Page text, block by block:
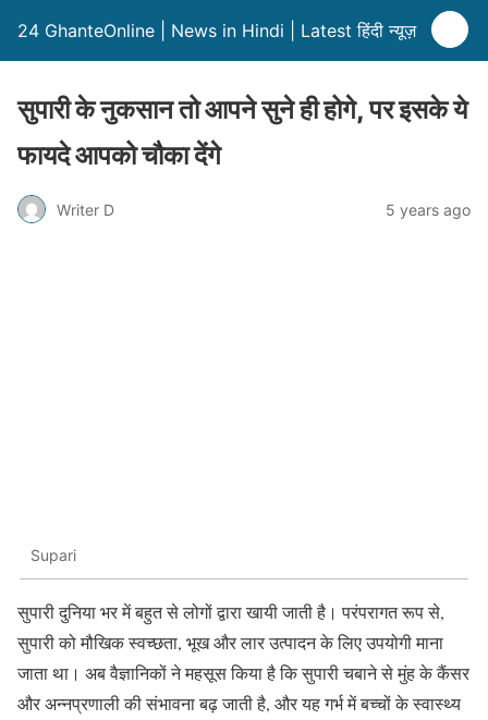
24 GhanteOnline | News in Hindi | Latest हिंदी न्यूज़
सुपारी के नुकसान तो आपने सुने ही होगे, पर इसके ये
फायदे आपको चौका देंगे
Writer D 5 years ago
Supari
सुपारी दुनिया भर में बहुत से लोगों द्वारा खायी जाती है। परंपरागत रूप से,
सुपारी को मौखिक स्वच्छता, भूख और लार उत्पादन के लिए उपयोगी माना
जाता था। अब वैज्ञानिकों ने महसूस किया है कि सुपारी चबाने से मुंह के कैंसर
और अन्नप्रणाली की संभावना बढ़ जाती है, और यह गर्भ में बच्चों के स्वास्थ्य